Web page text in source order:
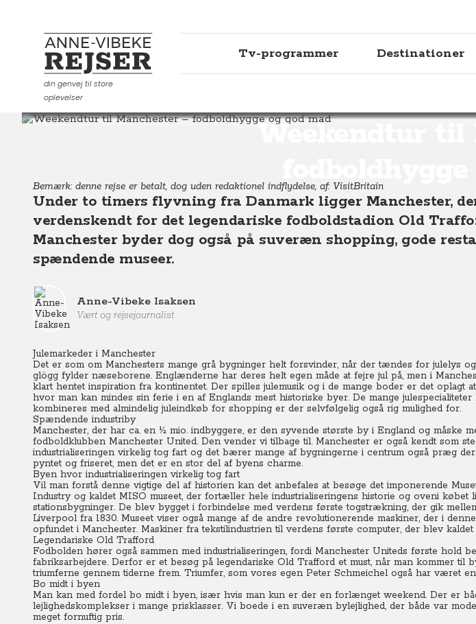
Anne-Vibeke Rejser
din genvej til store
oplevelser
Tv-programmer Destinationer
Weekendtur til
Destinationer
Bemærk: denne rejse er betalt, dog uden redaktionel indflydelse, af: VisitBritain
Under to timers flyvning fra Danmark ligger Manchester,
verdenskendt for det legendariske fodboldstadion Old
Manchester byder dog også på suveræn shopping, gode
spændende museer.
Anne-Vibeke Isaksen
Vært og rejsejournalist
Julemarkeder i Manchester
Det er som om Manchesters mange grå bygninger helt forsvinder, når der tændes for julelys
glögg fylder næseborene. Englænderne har deres helt egen måde at fejre jul på, men i
klart hentet inspiration fra kontinentet. Der spilles julemusik og i de mange boder er det oplagt
hvor man kan mindes sin ferie i en af Englands mest historiske byer. De mange
kombineres med almindelig juleindkøb for shopping er der selvfølgelig også rig mulighed for.
Spændende industriby
Manchester, der har ca. en ½ mio. indbyggere, er den syvende største by i England og måske
fodboldklubben Manchester United. Den vender vi tilbage til. Manchester er også kendt som
industrialiseringen virkelig tog fart og det bærer mange af bygningerne i centrum også præg
pyntet og friseret, men det er en stor del af byens charme.
Byen hvor industrialiseringen virkelig tog fart
Vil man forstå denne vigtige del af historien kan det anbefales at besøge det imponerende
Industry og kaldet MISO museet, der fortæller hele industrialiseringens historie og oveni købet
stationsbygninger. De blev bygget i forbindelse med verdens første togstrækning, der gik
Liverpool fra 1830. Museet viser også mange af de andre revolutionerende maskiner, der i
opfundet i Manchester. Maskiner fra tekstilindustrien til verdens første computer, der blev kaldet
Legendariske Old Trafford
Fodbolden hører også sammen med industrialiseringen, fordi Manchester Uniteds første hold
fabriksarbejdere. Derfor er et besøg på legendariske Old Trafford et must, når man kommer til
triumferne gennem tiderne frem. Triumfer, som vores egen Peter Schmeichel også har været
Bo midt i byen
Man kan med fordel bo midt i byen, især hvis man kun er der en forlænget weekend. Der er
lejlighedskomplekser i mange prisklasser. Vi boede i en suveræn bylejlighed, der både var
meget fornuftig pris.